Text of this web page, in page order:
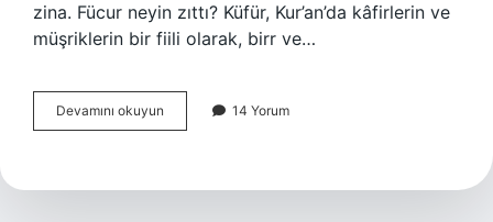
zina. Fücur neyin zıttı? Küfür, Kur’an’da kâfirlerin ve
müşriklerin bir fiili olarak, birr ve…
Devamını okuyun Fücurun
Nedir
14 Yorum